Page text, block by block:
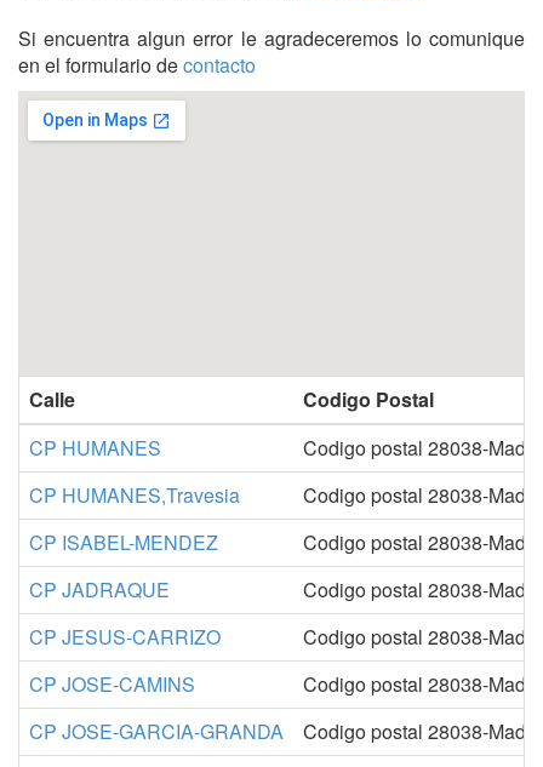
Si encuentra algun error le agradeceremos lo comunique
en el formulario decontacto
Calle
Codigo Postal
CP HUMANES
Codigo postal 28038-
CP HUMANES,Travesia
Codigo postal 28038-
CP ISABEL-MENDEZ
Codigo postal 28038-
CP JADRAQUE
Codigo postal 28038-
CP JESUS-CARRIZO
Codigo postal 28038-
CP JOSE-CAMINS
Codigo postal 28038-
CP JOSE-GARCIA-GRANDA
Codigo postal 28038-